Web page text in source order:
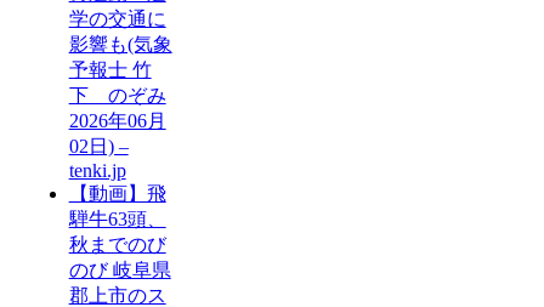
学の交通に
影響も(気象
予報士 竹
下 のぞみ
2026年06月
02日) –
tenki.jp
【動画】飛
騨牛63頭、
秋までのび
のび 岐阜県
郡上市のス